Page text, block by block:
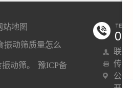
站地图
振动筛质量怎么
动筛。 豫ICP备
联系
传真
公司